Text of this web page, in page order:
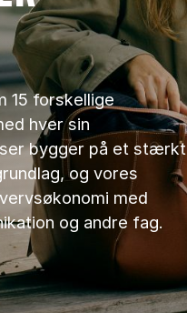
15 forskellige
hver sin
bygger på et stærkt
og vores
med
og andre fag.